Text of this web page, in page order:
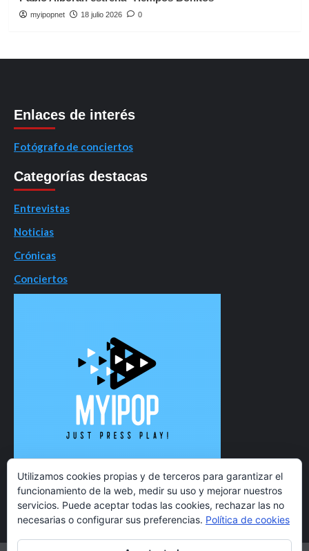
myipopnet 18 julio 2026 0
Enlaces de interés
Fotógrafo de conciertos
Categorías destacas
Entrevistas
Noticias
Crónicas
Conciertos
Utilizamos cookies propias y de terceros para garantizar el
funcionamiento de la web, medir su uso y mejorar nuestros
servicios. Puede aceptar todas las cookies, rechazar las no
necesarias o configurar sus preferencias. Política de cookies